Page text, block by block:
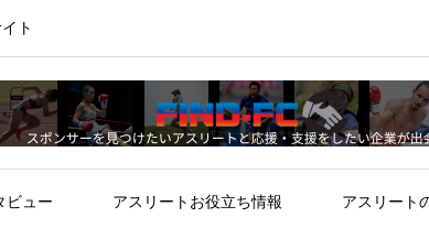
ト
ビュー アスリートお役立ち情報 アスリート